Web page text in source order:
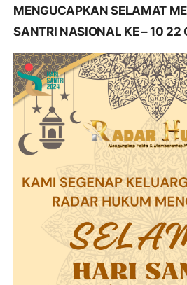
MENGUCAPKAN SELAMAT
SANTRI NASIONAL KE – 10 22